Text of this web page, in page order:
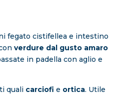
fegato cistifellea e intestino
verdure dal gusto amaro
in padella con aglio e
qualicarciofi e ortica. Utile